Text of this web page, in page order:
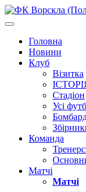
Головна
Новини
Клуб
Візитка
Стадіон
Усі
Команда
Матчі
Матчі